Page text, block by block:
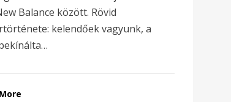
Balance között. Rövid
kelendőek vagyunk, a